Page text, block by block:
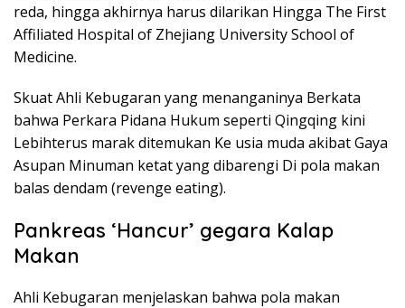
reda, hingga akhirnya harus dilarikan Hingga The First
Affiliated Hospital of Zhejiang University School of
Medicine.
Skuat Ahli Kebugaran yang menanganinya Berkata
bahwa Perkara Pidana Hukum seperti Qingqing kini
Lebihterus marak ditemukan Ke usia muda akibat Gaya
Asupan Minuman ketat yang dibarengi Di pola makan
balas dendam (revenge eating).
Pankreas ‘Hancur’ gegara Kalap
Makan
Ahli Kebugaran menjelaskan bahwa pola makan